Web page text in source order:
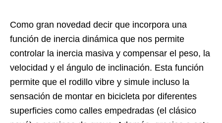
Como gran novedad decir que incorpora una
función de inercia dinámica que nos permite
controlar la inercia masiva y compensar el peso, la
velocidad y el ángulo de inclinación. Esta función
permite que el rodillo vibre y simule incluso la
sensación de montar en bicicleta por diferentes
superficies como calles empedradas (el clásico